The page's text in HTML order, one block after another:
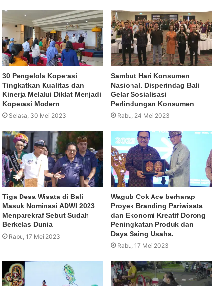
30 Pengelola Koperasi
Tingkatkan Kualitas dan
Kinerja Melalui Diklat Menjadi
Koperasi Modern
Selasa, 30 Mei 2023
Sambut Hari Konsumen
Nasional, Disperindag Bali
Gelar Sosialisasi
Perlindungan Konsumen
Rabu, 24 Mei 2023
Tiga Desa Wisata di Bali
Masuk Nominasi ADWI 2023
Menparekraf Sebut Sudah
Berkelas Dunia
Rabu, 17 Mei 2023
Wagub Cok Ace berharap
Proyek Branding Pariwisata
dan Ekonomi Kreatif Dorong
Peningkatan Produk dan
Daya Saing Usaha.
Rabu, 17 Mei 2023